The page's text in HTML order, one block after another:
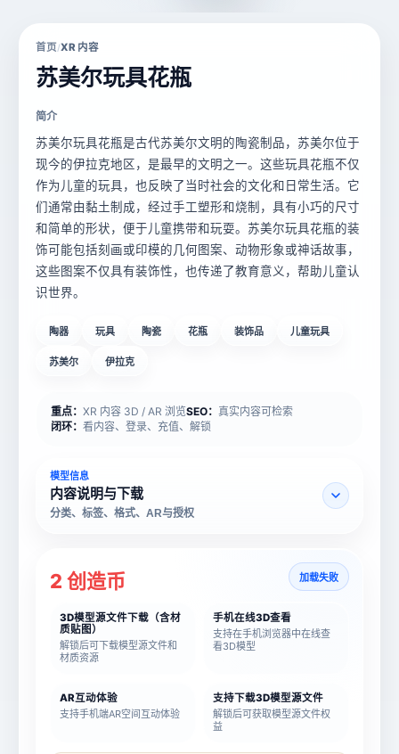
首页/XR 内容
苏美尔玩具花瓶
简介
苏美尔玩具花瓶是古代苏美尔文明的陶瓷制品，苏美尔位于
现今的伊拉克地区，是最早的文明之一。这些玩具花瓶不仅
作为儿童的玩具，也反映了当时社会的文化和日常生活。它
们通常由黏土制成，经过手工塑形和烧制，具有小巧的尺寸
和简单的形状，便于儿童携带和玩耍。苏美尔玩具花瓶的装
饰可能包括刻画或印模的几何图案、动物形象或神话故事，
这些图案不仅具有装饰性，也传递了教育意义，帮助儿童认
识世界。
陶器 玩具 陶瓷 花瓶 装饰品 儿童玩具
苏美尔 伊拉克
重点： XR 内容 3D / AR 浏览SEO： 真实内容可检索
闭环： 看内容、登录、充值、解锁
模型信息
内容说明与下载
分类、标签、格式、AR与授权
2 创造币 加载失败
3D模型源文件下载（含材
质贴图）
解锁后可下载模型源文件和
材质资源
手机在线3D查看
支持在手机浏览器中在线查
看3D模型
AR互动体验
支持手机端AR空间互动体验
支持下载3D模型源文件
解锁后可获取模型源文件权
益